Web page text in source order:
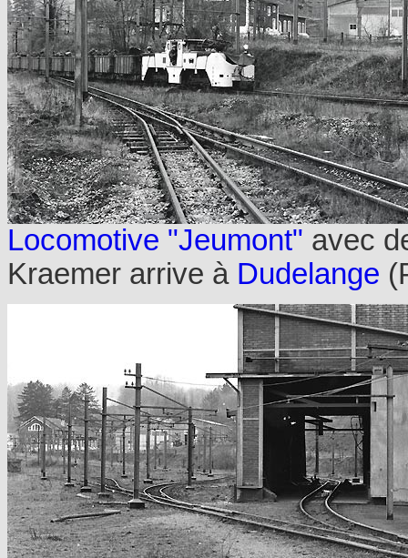
Locomotive "Jeumont" avec
Kraemer arrive à Dudelange